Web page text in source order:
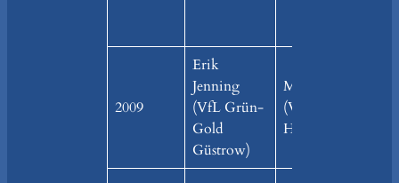
2009
Erik
Jenning
(VfL Grün-
Gold
Güstrow)
Marco Weinhold
(VfB Traktor
Hohen Sprenz)